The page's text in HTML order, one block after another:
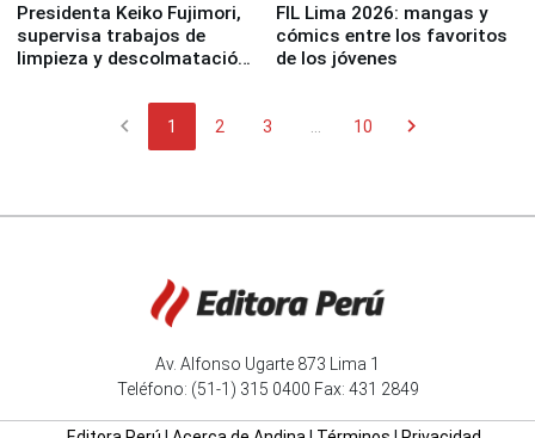
Presidenta Keiko Fujimori,
supervisa trabajos de
limpieza y descolmatación
FIL Lima 2026: mangas y
cómics entre los favoritos
de los jóvenes
chevron_left 1 2 3 10 chevron_right
Av. Alfonso Ugarte 873 Lima 1
Teléfono: (51-1) 315 0400 Fax: 431 2849